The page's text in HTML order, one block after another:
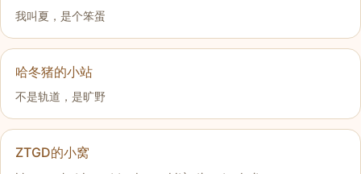
我叫夏，是个笨蛋
哈冬猪的小站
不是轨道，是旷野
ZTGD的小窝